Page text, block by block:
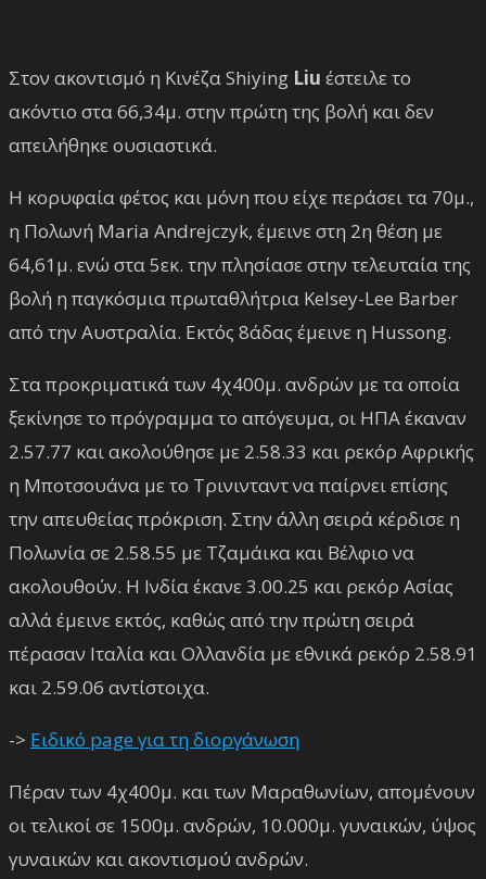
Στον ακοντισμό η Κινέζα Shiying Liu έστειλε το
ακόντιο στα 66,34μ. στην πρώτη της βολή και δεν
απειλήθηκε ουσιαστικά.
Η κορυφαία φέτος και μόνη που είχε περάσει τα 70μ.,
η Πολωνή Maria Andrejczyk, έμεινε στη 2η θέση με
64,61μ. ενώ στα 5εκ. την πλησίασε στην τελευταία της
βολή η παγκόσμια πρωταθλήτρια Kelsey-Lee Barber
από την Αυστραλία. Εκτός 8άδας έμεινε η Hussong.
Στα προκριματικά των 4χ400μ. ανδρών με τα οποία
ξεκίνησε το πρόγραμμα το απόγευμα, οι ΗΠΑ έκαναν
2.57.77 και ακολούθησε με 2.58.33 και ρεκόρ Αφρικής
η Μποτσουάνα με το Τρινινταντ να παίρνει επίσης
την απευθείας πρόκριση. Στην άλλη σειρά κέρδισε η
Πολωνία σε 2.58.55 με Τζαμάικα και Βέλφιο να
ακολουθούν. Η Ινδία έκανε 3.00.25 και ρεκόρ Ασίας
αλλά έμεινε εκτός, καθώς από την πρώτη σειρά
πέρασαν Ιταλία και Ολλανδία με εθνικά ρεκόρ 2.58.91
και 2.59.06 αντίστοιχα.
-> Ειδικό page για τη διοργάνωση
Πέραν των 4χ400μ. και των Μαραθωνίων, απομένουν
οι τελικοί σε 1500μ. ανδρών, 10.000μ. γυναικών, ύψος
γυναικών και ακοντισμού ανδρών.